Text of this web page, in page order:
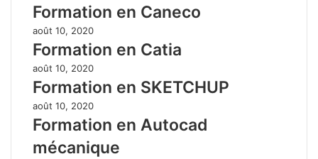
Formation en Caneco
août 10, 2020
Formation en Catia
août 10, 2020
Formation en SKETCHUP
août 10, 2020
Formation en Autocad
mécanique